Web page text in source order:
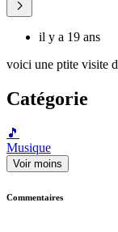
il y a 19 ans
voici une ptite visite
Catégorie
🎵
Musique
Voir moins
Commentaires